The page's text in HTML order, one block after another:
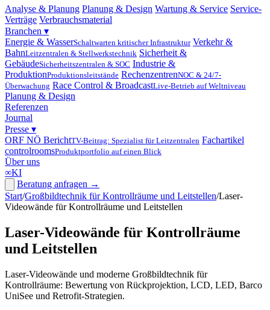
Analyse & Planung Planung & Design Wartung & Service Service-
Verträge Verbrauchsmaterial
Branchen ▾
Energie & WasserSchaltwarten kritischer Infrastruktur Verkehr &
BahnLeitzentralen & Stellwerkstechnik Sicherheit &
GebäudeSicherheitszentralen & SOC Industrie &
ProduktionProduktionsleitstände RechenzentrenNOC & 24/7-
Überwachung Race Control & BroadcastLive-Betrieb auf Weltniveau
Planung & Design
Referenzen
Journal
Presse ▾
ORF NÖ BerichtTV-Beitrag: Spezialist für Leitzentralen Fachartikel
controlroomsProduktportfolio auf einen Blick
Über uns
∞KI
Beratung anfragen →
Start/Großbildtechnik für Kontrollräume und Leitstellen/Laser-
Videowände für Kontrollräume und Leitstellen
Laser-Videowände für Kontrollräume
und Leitstellen
Laser-Videowände und moderne Großbildtechnik für
Kontrollräume: Bewertung von Rückprojektion, LCD, LED, Barco
UniSee und Retrofit-Strategien.